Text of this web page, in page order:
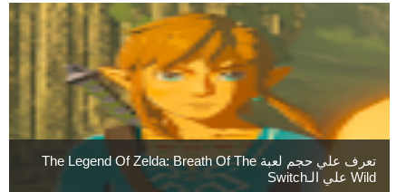
تعرف علي حجم لعبة The Legend Of Zelda: Breath Of The
Wild علي الـSwitch